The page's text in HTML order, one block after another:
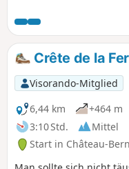
Crête de la
Visorando-Mitglied
6,44 km
+464 m
3:10 Std.
Mittel
Start in Château-